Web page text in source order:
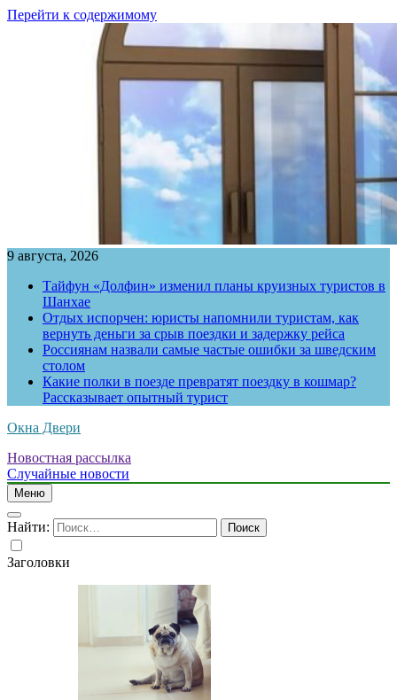
Перейти к содержимому
9 августа, 2026
Тайфун «Долфин» изменил планы круизных туристов в
Шанхае
Отдых испорчен: юристы напомнили туристам, как
вернуть деньги за срыв поездки и задержку рейса
Россиянам назвали самые частые ошибки за шведским
столом
Какие полки в поезде превратят поездку в кошмар?
Рассказывает опытный турист
Окна Двери
Новостная рассылка
Случайные новости
Меню
Найти:
Заголовки